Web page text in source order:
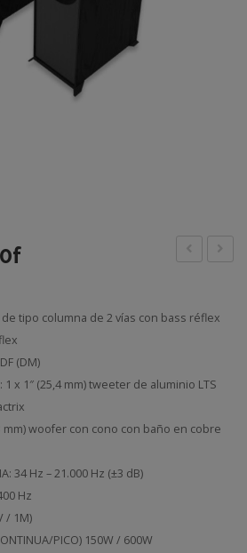
de tipo columna de 2 vías con bass réflex
(DM)
1 x 1″ (25,4 mm) tweeter de aluminio LTS
mm) woofer con cono con baño en cobre
34 Hz – 21.000 Hz (±3 dB)
Hz
/ 1M)
PICO) 150W / 600W